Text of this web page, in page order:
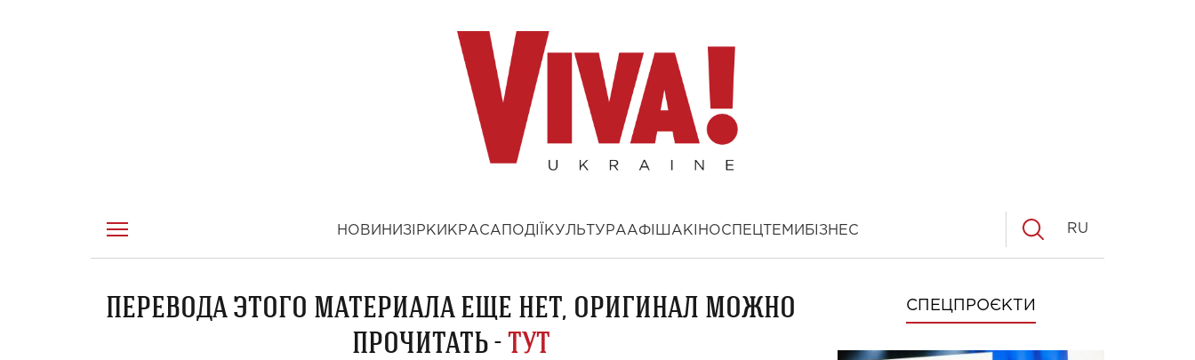
НОВИНИ ЗІРКИ КРАСА ПОДІЇ КУЛЬТУРААФІША КІНОСПЕЦТЕМИ БІЗНЕС RU
ПЕРЕВОДА ЭТОГО МАТЕРИАЛА ЕЩЕ НЕТ, ОРИГИНАЛ МОЖНО
ПРОЧИТАТЬ -ТУТ
СПЕЦПРОЄКТИ